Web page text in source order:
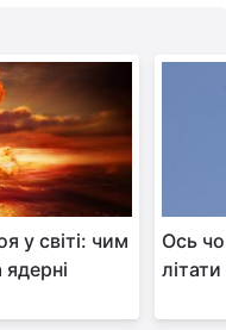
у світі: чим
ядерні
Ось